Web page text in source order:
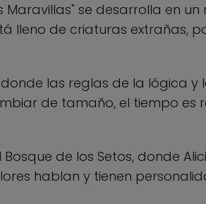
Maravillas" se desarrolla en
lleno de criaturas extrañas,
las reglas de la lógica y
de tamaño, el tiempo es
de los Setos, donde
hablan y tienen